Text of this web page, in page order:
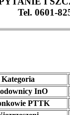
Tel. 0601-
Kategoria
InO
PTTK